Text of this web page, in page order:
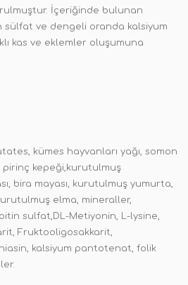
İçeriğinde bulunan
sülfat ve dengeli oranda kalsiyum
kas ve eklemler oluşumuna
kümes hayvanları yağı, somon
pirinç kepeği,kurutulmuş
bira mayası, kurutulmuş yumurta,
elma, mineraller,
sulfat,DL-Metiyonin, L-lysine,
Fruktooligosakkarit,
kalsiyum pantotenat, folik